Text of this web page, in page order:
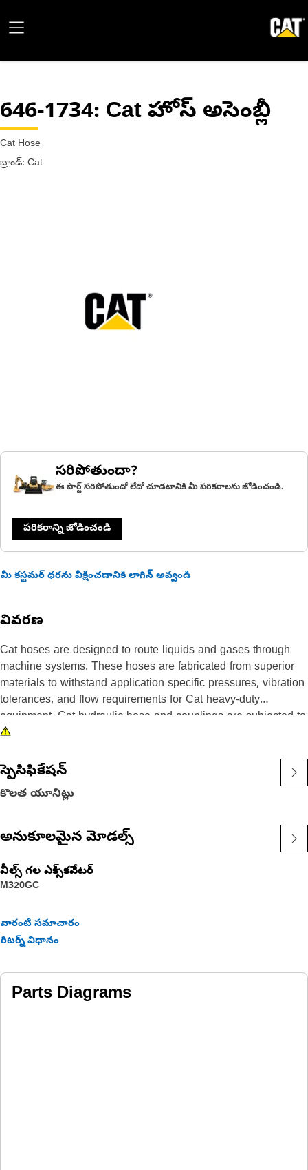
646-1734: Cat హోస్ అసెంబ్లీ
Cat Hose
బ్రాండ్: Cat
సరిపోతుందా?
ఈ పార్ట్ సరిపోతుందో లేదో చూడటానికి మీ పరికరాలను జోడించండి.
పరికరాన్ని జోడించండి
మీ కస్టమర్ ధరను వీక్షించడానికి లాగిన్ అవ్వండి
వివరణ
Cat hoses are designed to route liquids and gases through
machine systems. These hoses are fabricated from superior
materials to withstand application specific pressures, vibration
tolerances, and flow requirements for Cat heavy-duty
equipment. Cat hydraulic hose and couplings are subjected to
the most rigorous testing processes in the industry. Every Cat
ensure a perfect fit that yields maximum safety and
dependability.
స్పెసిఫికేషన్
కొలత యూనిట్లు
అనుకూలమైన మోడల్స్
వీల్స్ గల ఎక్స్‌కవేటర్
M320GC
వారంటీ సమాచారం
రిటర్న్ విధానం
Parts Diagrams